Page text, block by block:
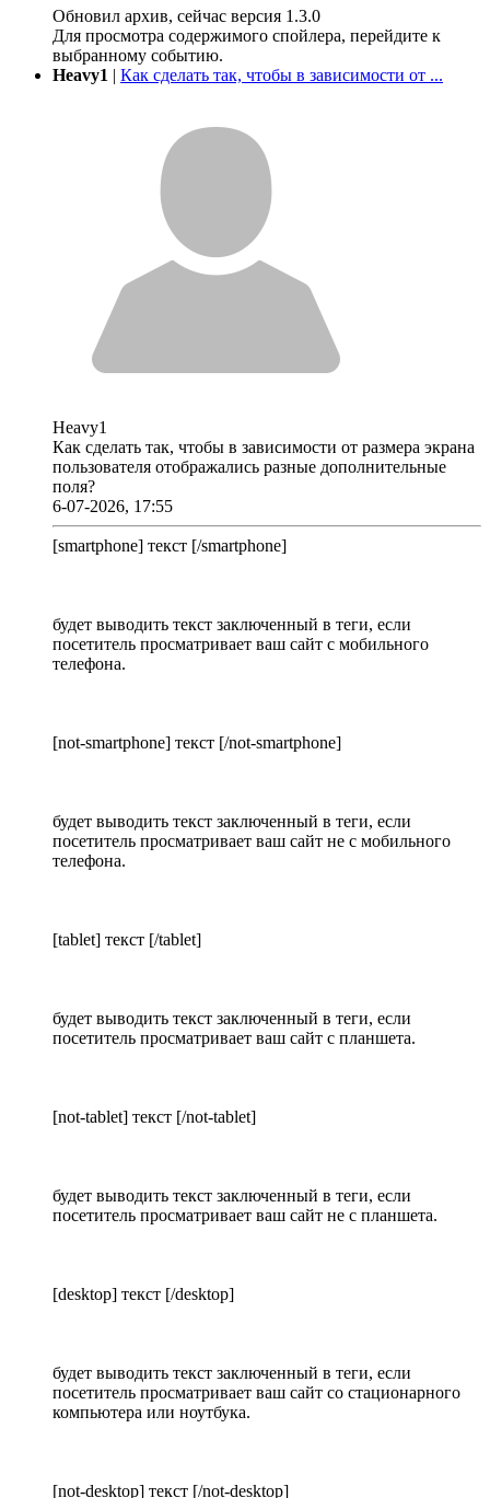
Обновил архив, сейчас версия 1.3.0
Для просмотра содержимого спойлера, перейдите к
выбранному событию.
Heavy1 | Как сделать так, чтобы в зависимости от ...
Heavy1
Как сделать так, чтобы в зависимости от размера экрана
пользователя отображались разные дополнительные
поля?
6-07-2026, 17:55
[smartphone] текст [/smartphone]
будет выводить текст заключенный в теги, если
посетитель просматривает ваш сайт с мобильного
телефона.
[not-smartphone] текст [/not-smartphone]
будет выводить текст заключенный в теги, если
посетитель просматривает ваш сайт не с мобильного
телефона.
[tablet] текст [/tablet]
будет выводить текст заключенный в теги, если
посетитель просматривает ваш сайт с планшета.
[not-tablet] текст [/not-tablet]
будет выводить текст заключенный в теги, если
посетитель просматривает ваш сайт не с планшета.
[desktop] текст [/desktop]
будет выводить текст заключенный в теги, если
посетитель просматривает ваш сайт со стационарного
компьютера или ноутбука.
[not-desktop] текст [/not-desktop]